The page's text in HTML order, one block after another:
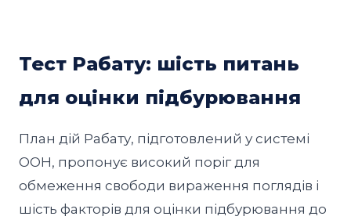
Тест Рабату: шість питань
для оцінки підбурювання
План дій Рабату, підготовлений у системі
ООН, пропонує високий поріг для
обмеження свободи вираження поглядів і
шість факторів для оцінки підбурювання до